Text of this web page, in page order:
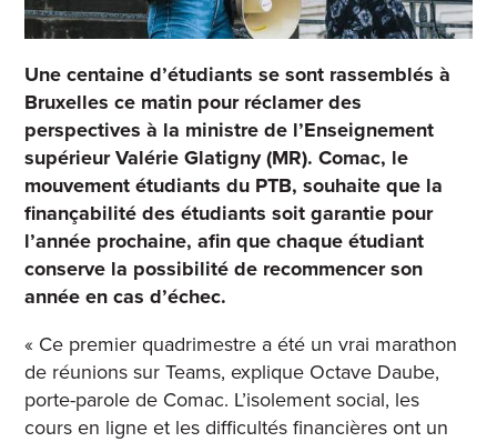
Une centaine d’étudiants se sont rassemblés à
Bruxelles ce matin pour réclamer des
perspectives à la ministre de l’Enseignement
supérieur Valérie Glatigny (MR). Comac, le
mouvement étudiants du PTB, souhaite que la
finançabilité des étudiants soit garantie pour
l’année prochaine, afin que chaque étudiant
conserve la possibilité de recommencer son
année en cas d’échec.
« Ce premier quadrimestre a été un vrai marathon
de réunions sur Teams, explique Octave Daube,
porte-parole de Comac. L’isolement social, les
cours en ligne et les difficultés financières ont un